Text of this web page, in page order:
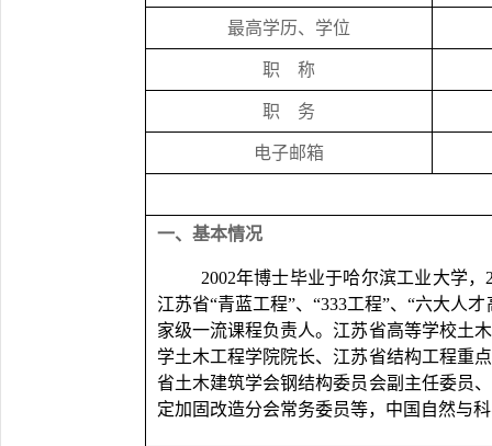
最高学历、学位
职 称
职 务
电子邮箱
一、基本情况
2002年博士毕业于哈尔滨工业大学，
江苏省“青蓝工程”、“333工程”、“六大人
家级一流课程负责人。江苏省高等学校土
学土木工程学院院长、江苏省结构工程重
省土木建筑学会钢结构委员会副主任委员
定加固改造分会常务委员等，中国自然与